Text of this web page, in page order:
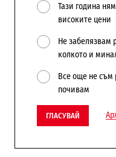
Тази година
високите цени
Не забелязвам
колкото и
Все още не
почивам
ГЛАСУВАЙ